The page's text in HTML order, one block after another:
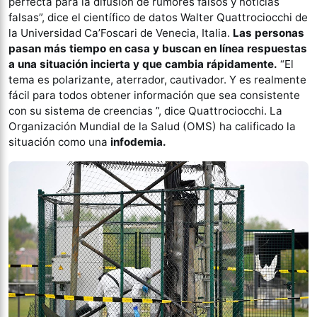
falsas”, dice el científico de datos Walter Quattrociocchi de
la Universidad Ca’Foscari de Venecia, Italia. Las personas
pasan más tiempo en casa y buscan en línea respuestas
a una situación incierta y que cambia rápidamente. “El
tema es polarizante, aterrador, cautivador. Y es realmente
fácil para todos obtener información que sea consistente
con su sistema de creencias ”, dice Quattrociocchi. La
Organización Mundial de la Salud (OMS) ha calificado la
situación como una infodemia.